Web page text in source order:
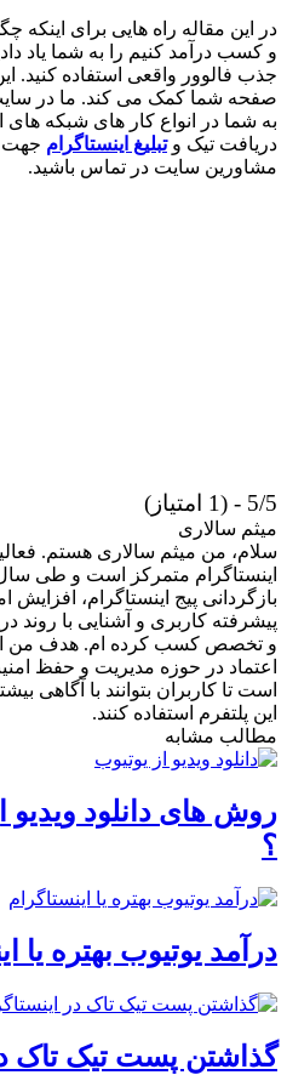
در این مقاله راه هایی برای اینکه
و کسب درآمد کنیم را به شما یاد
جذب فالوور واقعی استفاده کنید.
صفحه شما کمک می کند. ما در
به شما در انواع کار های شبکه
دریافت تیک وتبلیغ اینستاگرام جهت
مشاورین سایت در تماس باشید.
5/5 - (1 امتیاز)
میثم سالاری
سلام، من میثم سالاری هستم.
اینستاگرام متمرکز است و طی
بازگردانی پیج اینستاگرام،
پیشرفته کاربری و آشنایی با روند
و تخصص کسب کرده ام. هدف من
اعتماد در حوزه مدیریت و حفظ
است تا کاربران بتوانند با آگاهی
این پلتفرم استفاده کنند.
مطالب مشابه
روش های دانلود
؟
درآمد یوتیوب بهتره یا
گذاشتن پست تیک تاک